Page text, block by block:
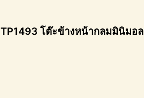
TP1493 โต๊ะข้างหน้ากลมมินิมอล